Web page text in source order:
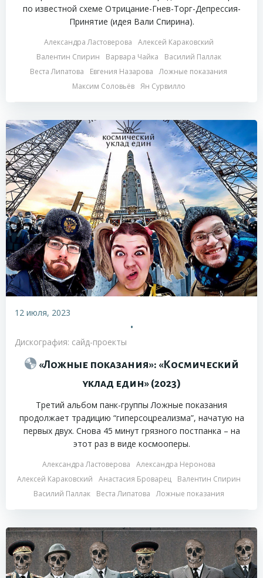
по известной схеме Отрицание-Гнев-Торг-Депрессия-
Принятие (идея Вали Спирина).
Александра Ластоверова
Алексей Караковский
Валентин Спирин
Варвара Чайка
Василий Паллак
Веста Липатова
Евгения Назарова
Ложные показания
Максим Соловьёв
Ян Сурвилло
12 июля, 2023
•
Дискография: сайд-проекты
«Ложные показания»: «Космический
уклад един» (2023)
Третий альбом панк-группы Ложные показания
продолжает традицию “гиперсоцреализма”, начатую на
первых двух. Снова 45 минут грязного постпанка – на
этот раз в виде космооперы.
Александра Ластоверова
Александра Неронова
Алексей Караковский
Анастасия Броварец
Валентин Спирин
Василий Паллак
Веста Липатова Ложные показания